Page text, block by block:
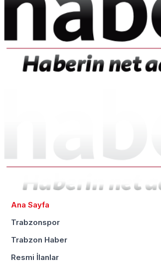
Ana Sayfa
Trabzonspor
Trabzon Haber
Resmi İlanlar